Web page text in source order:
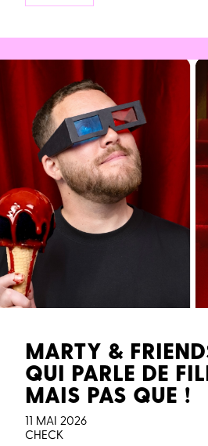
MARTY &
QUI PARLE DE
MAIS PAS QUE !
11 MAI 2026
CHECK